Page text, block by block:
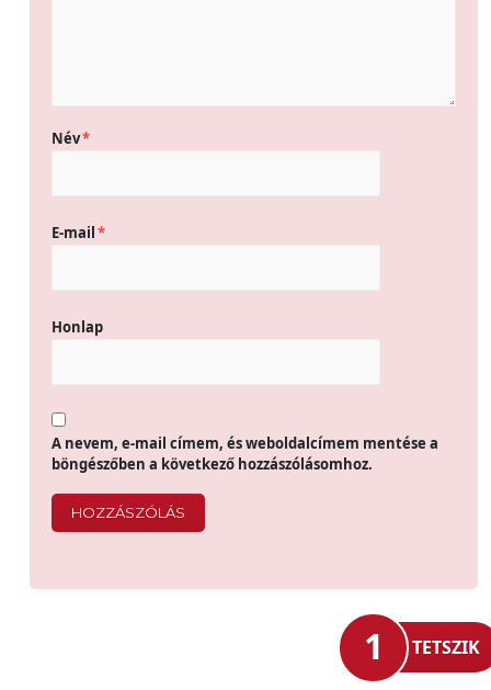
Név*
E-mail*
Honlap
A nevem, e-mail címem, és weboldalcímem mentése a
böngészőben a következő hozzászólásomhoz.
1 TETSZIK